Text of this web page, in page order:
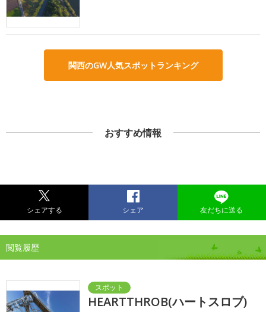
関西のGW人気スポットランキング
おすすめ情報
シェアする シェア 友だちに送る
閲覧履歴
HEARTTHROB(ハートスロブ)